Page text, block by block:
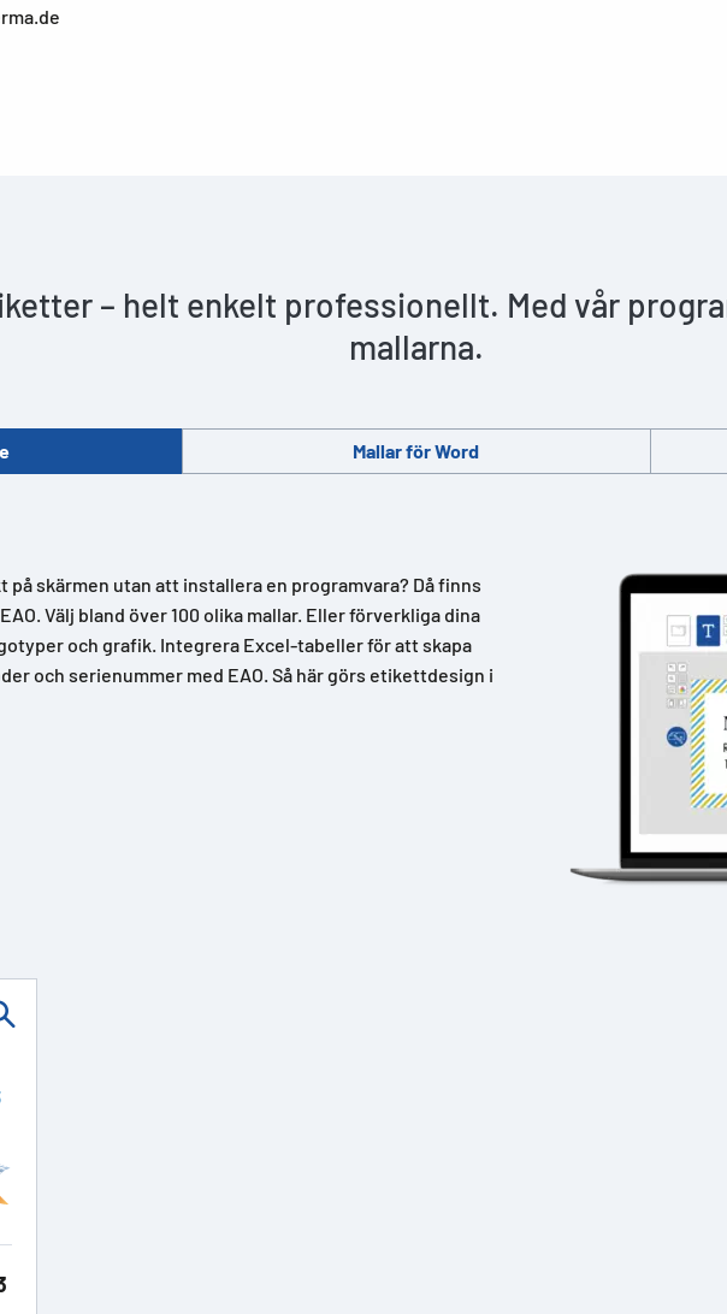
– helt enkelt professionellt. Med vår
mallarna.
Mallar för Word
skärmen utan att installera en programvara? Då finns
Välj bland över 100 olika mallar. Eller förverkliga dina
och grafik. Integrera Excel-tabeller för att skapa
och serienummer med EAO. Så här görs etikettdesign i